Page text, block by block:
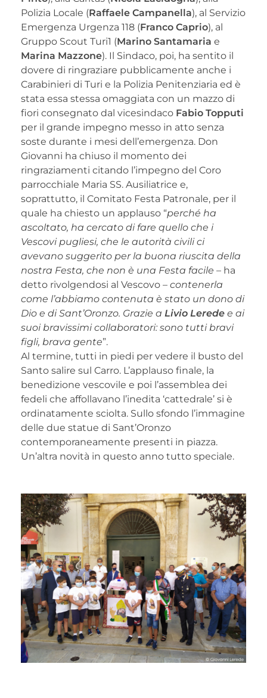
Polizia Locale (Raffaele Campanella), al Servizio
Emergenza Urgenza 118 (Franco Caprio), al
Gruppo Scout Turi1 (Marino Santamaria e
Marina Mazzone). Il Sindaco, poi, ha sentito il
dovere di ringraziare pubblicamente anche i
Carabinieri di Turi e la Polizia Penitenziaria ed è
stata essa stessa omaggiata con un mazzo di
fiori consegnato dal vicesindaco Fabio Topputi
per il grande impegno messo in atto senza
soste durante i mesi dell’emergenza. Don
Giovanni ha chiuso il momento dei
ringraziamenti citando l’impegno del Coro
parrocchiale Maria SS. Ausiliatrice e,
soprattutto, il Comitato Festa Patronale, per il
quale ha chiesto un applauso “perché ha
ascoltato, ha cercato di fare quello che i
Vescovi pugliesi, che le autorità civili ci
avevano suggerito per la buona riuscita della
nostra Festa, che non è una Festa facile – ha
detto rivolgendosi al Vescovo – contenerla
come l’abbiamo contenuta è stato un dono di
Dio e di Sant’Oronzo. Grazie a Livio Lerede e ai
suoi bravissimi collaboratori: sono tutti bravi
figli, brava gente”.
Al termine, tutti in piedi per vedere il busto del
Santo salire sul Carro. L’applauso finale, la
benedizione vescovile e poi l’assemblea dei
fedeli che affollavano l’inedita ‘cattedrale’ si è
ordinatamente sciolta. Sullo sfondo l’immagine
delle due statue di Sant’Oronzo
contemporaneamente presenti in piazza.
Un’altra novità in questo anno tutto speciale.